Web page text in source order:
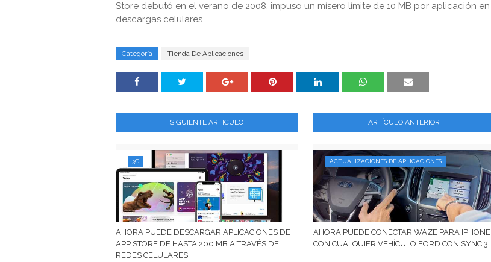
Store debutó en el verano de 2008, impuso un mísero límite de 10 MB por aplicación en
descargas celulares.
Categoría Tienda De Aplicaciones
SIGUIENTE ARTICULO
3G
AHORA PUEDE DESCARGAR APLICACIONES DE
APP STORE DE HASTA 200 MB A TRAVÉS DE
REDES CELULARES
ARTÍCULO ANTERIOR
ACTUALIZACIONES DE APLICACIONES
AHORA PUEDE CONECTAR WAZE PARA IPHONE
CON CUALQUIER VEHÍCULO FORD CON SYNC 3